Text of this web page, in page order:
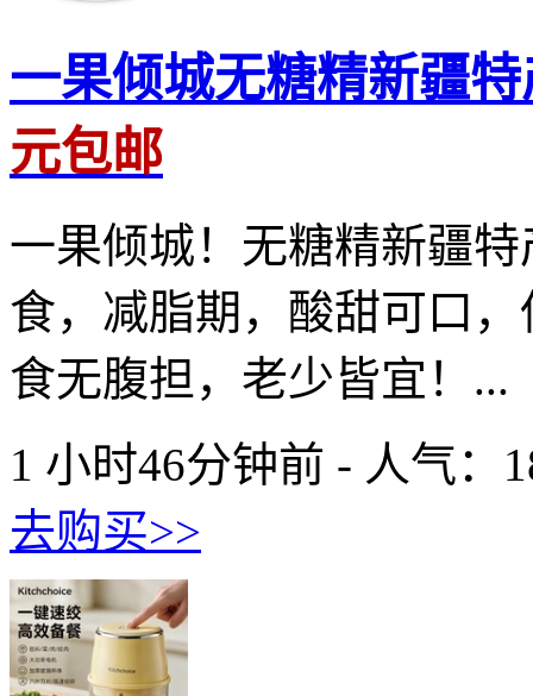
一果倾城无糖精新疆
元包邮
一果倾城！无糖精新疆
食，减脂期，酸甜可口
食无腹担，老少皆宜！...
1 小时46分钟前 - 人气：
去购买>>